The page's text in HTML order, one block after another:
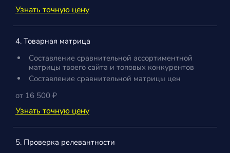
Узнать точную цену
4. Товарная матрица
Составление сравнительной ассортиментной
матрицы твоего сайта и топовых конкурентов
Составление сравнительной матрицы цен
от 16 500 ₽
Узнать точную цену
5. Проверка релевантности